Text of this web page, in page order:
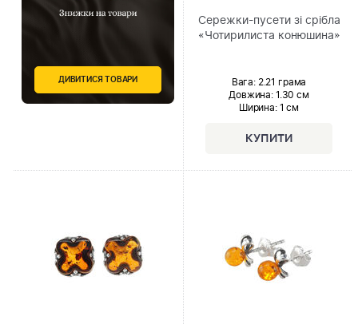
ДИВИТИСЯ ТОВАРИ
Сережки-пусети зі срібла
«Чотирилиста конюшина»
Вага: 2.21 грама
Довжина: 1.30 см
Ширина: 1 см